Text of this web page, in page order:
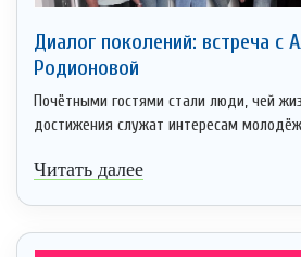
Диалог поколений: встреча с
Родионовой
Почётными гостями стали люди, чей
достижения служат интересам
Читать далее